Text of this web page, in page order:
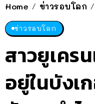
Home / ข่าวรอบโลก /
ข่าวรอบโลก
สาวยูเคร
อยู่ในบังเ